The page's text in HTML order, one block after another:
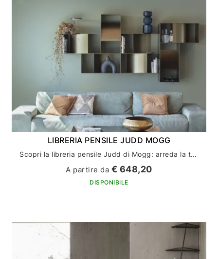
LIBRERIA PENSILE JUDD MOGG
Scopri la libreria pensile Judd di Mogg: arreda la tua casa con stile ed eleganza
A partire da € 648,20
DISPONIBILE